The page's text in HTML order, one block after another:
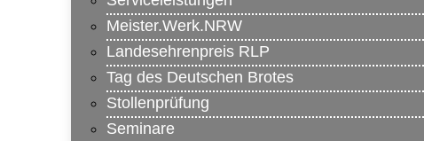
Meister.Werk.NRW
Landesehrenpreis RLP
Tag des Deutschen Brotes
Stollenprüfung
Seminare